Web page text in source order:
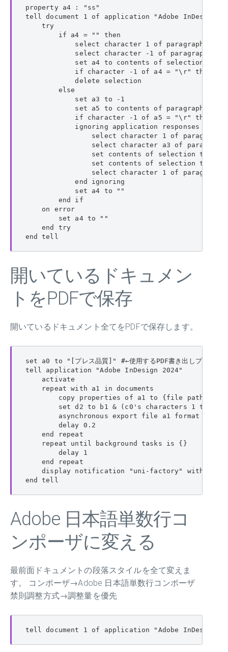
property a4 : "ss"
tell document 1 of application "Adobe InDesign
    try
        if a4 = "" then
select character 1 of paragraph 1
select character -1 of paragraph -1
set a4 to contents of selection as
if character -1 of a4 = "\r" then
            delete selection
        else
            set a3 to -1
set a5 to contents of paragraph -1
if character -1 of a5 = "\r" then
            ignoring application responses
select character 1 of paragraph
select character a3 of
                set contents of selection to "a"
set contents of selection to a4
select character 1 of paragraph
            end ignoring
            set a4 to ""
        end if
    on error
        set a4 to ""
    end try
end tell
開いているドキュメン
トをPDFで保存
開いているドキュメント全てをPDFで保存します。
set a0 to "[プレス品質]" #←使用するPDF書き出しプリセット
tell application "Adobe InDesign 2024"
    activate
    repeat with a1 in documents
copy properties of a1 to {file path:b1,
set d2 to b1 & (c0's characters 1 thru
asynchronous export file a1 format PDF
        delay 0.2
    end repeat
    repeat until background tasks is {}
        delay 1
    end repeat
display notification "uni-factory" with title
end tell
Adobe 日本語単数行コ
ンポーザに変える
最前面ドキュメントの段落スタイルを全て変えま
す。 コンポーザ→Adobe 日本語単数行コンポーザ
禁則調整方式→調整量を優先
tell document 1 of application "Adobe InDesign